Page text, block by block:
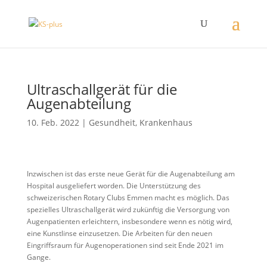
Ultraschallgerät für die
Augenabteilung
10. Feb. 2022| Gesundheit, Krankenhaus
Inzwischen ist das erste neue Gerät für die Augenabteilung am
Hospital ausgeliefert worden. Die Unterstützung des
schweizerischen Rotary Clubs Emmen macht es möglich. Das
spezielles Ultraschallgerät wird zukünftig die Versorgung von
Augenpatienten erleichtern, insbesondere wenn es nötig wird,
eine Kunstlinse einzusetzen. Die Arbeiten für den neuen
Eingriffsraum für Augenoperationen sind seit Ende 2021 im
Gange.